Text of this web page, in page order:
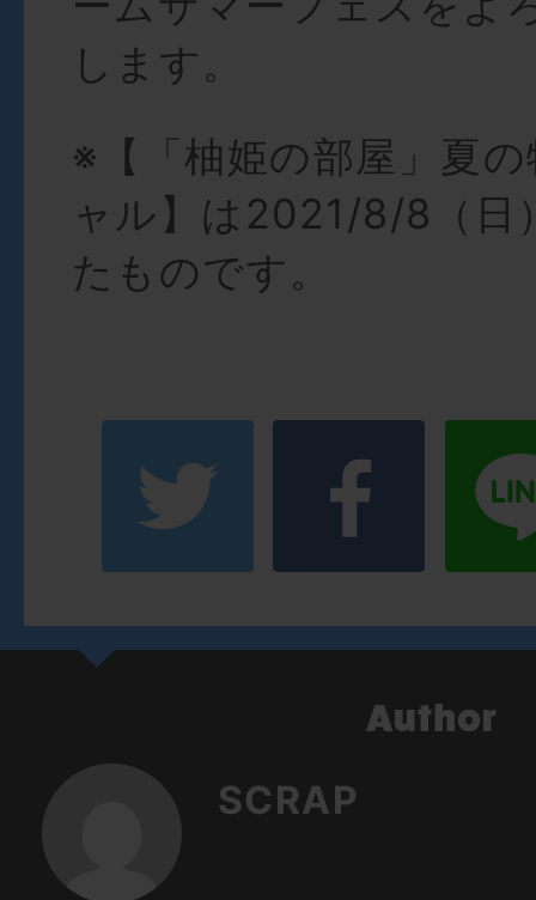
します。
※【「柚姫の部屋」夏
ャル】は2021/8/8（日
たものです。
SCRAP